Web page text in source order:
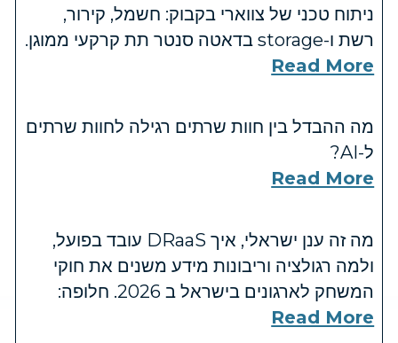
ניתוח טכני של צווארי בקבוק: חשמל, קירור,
רשת ו-storage בדאטה סנטר תת קרקעי ממוגן.
Read More
מה ההבדל בין חוות שרתים רגילה לחוות שרתים
ל-AI?
Read More
מה זה ענן ישראלי, איך DRaaS עובד בפועל,
ולמה רגולציה וריבונות מידע משנים את חוקי
המשחק לארגונים בישראל ב 2026. חלופה:
Read More